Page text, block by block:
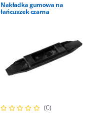
Nakładka gumowa na
łańcuszek czarna
(0)